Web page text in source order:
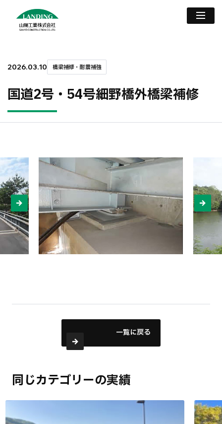
2026.03.10 橋梁補修・耐震補強
国道2号・54号細野橋外橋梁補修
一覧に戻る
同じカテゴリーの実績